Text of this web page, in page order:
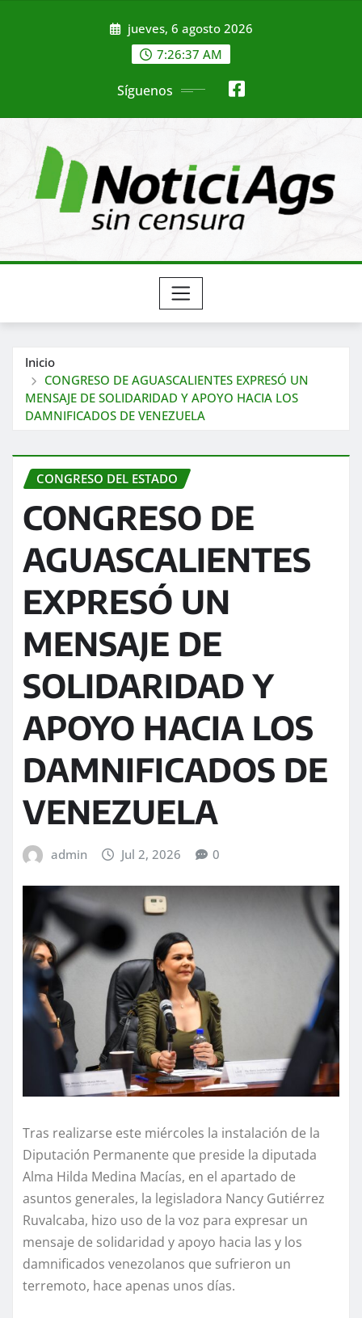
jueves, 6 agosto 2026
7:26:39 AM
Síguenos
Inicio
CONGRESO DE AGUASCALIENTES EXPRESÓ UN
MENSAJE DE SOLIDARIDAD Y APOYO HACIA LOS
DAMNIFICADOS DE VENEZUELA
CONGRESO DEL ESTADO
CONGRESO DE
AGUASCALIENTES
EXPRESÓ UN
MENSAJE DE
SOLIDARIDAD Y
APOYO HACIA LOS
DAMNIFICADOS DE
VENEZUELA
admin Jul 2, 2026 0
Tras realizarse este miércoles la instalación de la
Diputación Permanente que preside la diputada
Alma Hilda Medina Macías, en el apartado de
asuntos generales, la legisladora Nancy Gutiérrez
Ruvalcaba, hizo uso de la voz para expresar un
mensaje de solidaridad y apoyo hacia las y los
damnificados venezolanos que sufrieron un
terremoto, hace apenas unos días.